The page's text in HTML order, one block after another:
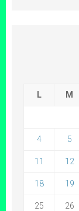
L M
4 5
11 12
18 19
25 26